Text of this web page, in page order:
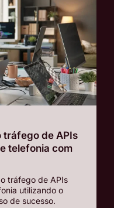
tráfego de APIs
telefonia com
tráfego de APIs
utilizando o
de sucesso.